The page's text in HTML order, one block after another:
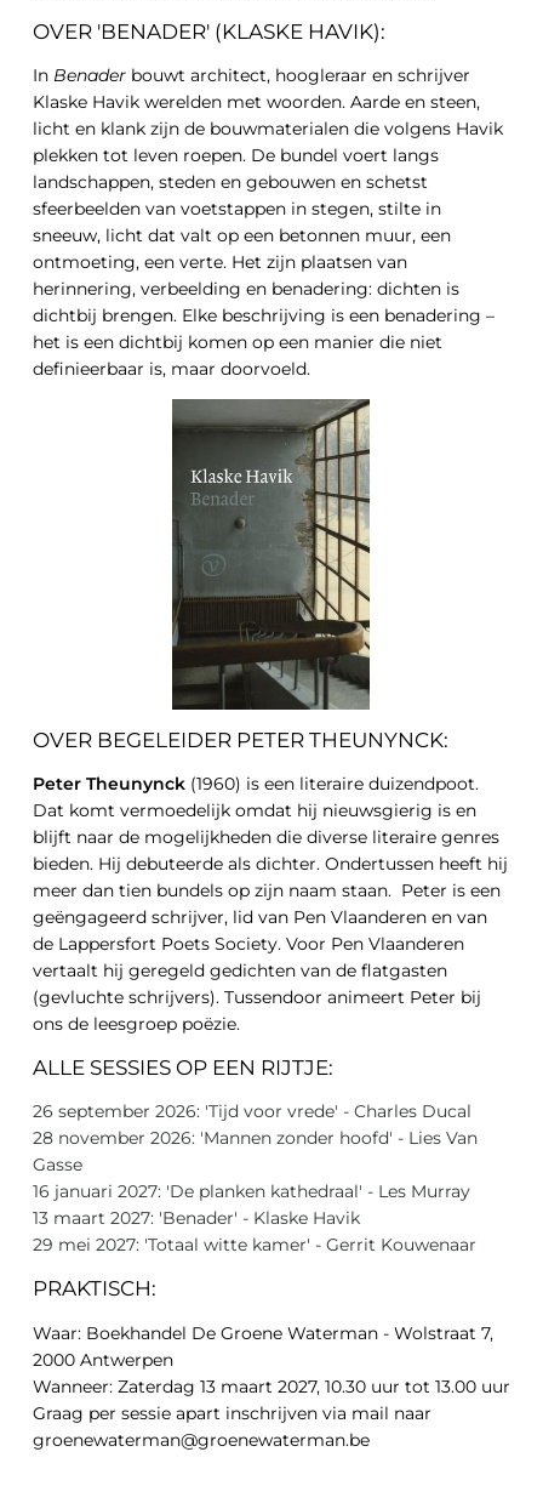
OVER 'BENADER' (KLASKE HAVIK):
In Benader bouwt architect, hoogleraar en schrijver
Klaske Havik werelden met woorden. Aarde en steen,
licht en klank zijn de bouwmaterialen die volgens Havik
plekken tot leven roepen. De bundel voert langs
landschappen, steden en gebouwen en schetst
sfeerbeelden van voetstappen in stegen, stilte in
sneeuw, licht dat valt op een betonnen muur, een
ontmoeting, een verte. Het zijn plaatsen van
herinnering, verbeelding en benadering: dichten is
dichtbij brengen. Elke beschrijving is een benadering –
het is een dichtbij komen op een manier die niet
definieerbaar is, maar doorvoeld.
OVER BEGELEIDER PETER THEUNYNCK:
Peter Theunynck (1960) is een literaire duizendpoot.
Dat komt vermoedelijk omdat hij nieuwsgierig is en
blijft naar de mogelijkheden die diverse literaire genres
bieden. Hij debuteerde als dichter. Ondertussen heeft hij
meer dan tien bundels op zijn naam staan. Peter is een
geëngageerd schrijver, lid van Pen Vlaanderen en van
de Lappersfort Poets Society. Voor Pen Vlaanderen
vertaalt hij geregeld gedichten van de flatgasten
(gevluchte schrijvers). Tussendoor animeert Peter bij
ons de leesgroep poëzie.
ALLE SESSIES OP EEN RIJTJE:
26 september 2026: 'Tijd voor vrede' - Charles Ducal
28 november 2026: 'Mannen zonder hoofd' - Lies Van
Gasse
16 januari 2027: 'De planken kathedraal' - Les Murray
13 maart 2027: 'Benader' - Klaske Havik
29 mei 2027: 'Totaal witte kamer' - Gerrit Kouwenaar
PRAKTISCH:
Waar: Boekhandel De Groene Waterman - Wolstraat 7,
2000 Antwerpen
Wanneer: Zaterdag 13 maart 2027, 10.30 uur tot 13.00 uur
Graag per sessie apart inschrijven via mail naar
groenewaterman@groenewaterman.be